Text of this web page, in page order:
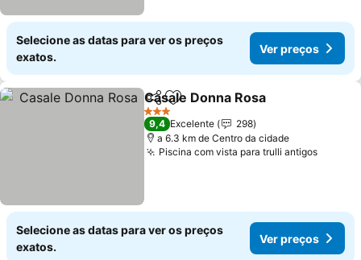
Selecione as datas para ver os preços
exatos.
Ver preços
PartilharAdicionar aos favoritos
Casale Donna Rosa
3 Estrelas
9,4 Excelente
298
a 6.3 km de Centro da cidade
Piscina com vista para trulli antigosVer
Selecione as datas para ver os preços
exatos.
Ver preços